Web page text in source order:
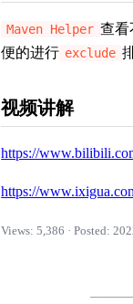
Maven Helper 查看
便的进行 exclude
视频讲解
https://
https://
Views: 5,386 · Posted: